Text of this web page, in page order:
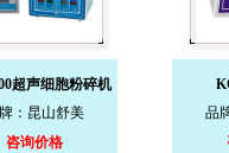
超声细胞粉碎机
：昆山舒美
咨询价格
品